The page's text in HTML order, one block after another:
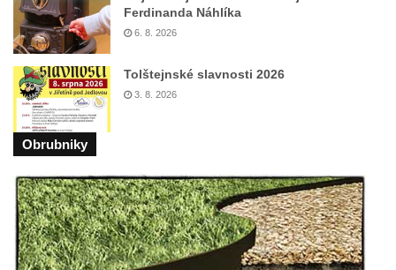
Budějovicích
Socha svatého Vincence Ferrerského na
nádvoří kláštera dominikánů v Českých
Budějovicích
Socha svatého Zachariáše na nádvoří
kláštera dominikánů v Českých
Socha svatého Josefa na nádvoří kláštera
dominikánů v Českých Budějovicích
Socha svaté Anny na nádvoří kláštera
Ferdinanda Náhlíka
6. 8. 2026
Tolštejnské slavnosti 2026
3. 8. 2026
Obrubniky